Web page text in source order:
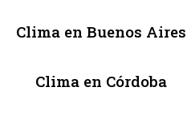
Clima en Buenos Aires
Clima en Córdoba